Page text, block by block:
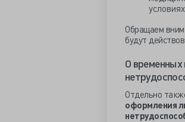
Обращаем
будут
О временных
Отдельно
оформления